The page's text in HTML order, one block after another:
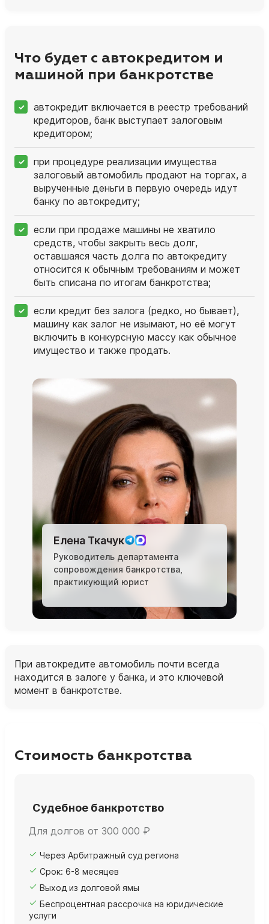
Что будет с автокредитом и
машиной при банкротстве
автокредит включается в реестр требований
кредиторов, банк выступает залоговым
кредитором;
при процедуре реализации имущества
залоговый автомобиль продают на торгах, а
вырученные деньги в первую очередь идут
банку по автокредиту;
если при продаже машины не хватило
средств, чтобы закрыть весь долг,
оставшаяся часть долга по автокредиту
относится к обычным требованиям и может
быть списана по итогам банкротства;
если кредит без залога (редко, но бывает),
машину как залог не изымают, но её могут
включить в конкурсную массу как обычное
имущество и также продать.
Елена Ткачук
Руководитель департамента
сопровождения банкротства,
практикующий юрист
При автокредите автомобиль почти всегда
находится в залоге у банка, и это ключевой
момент в банкротстве.
Стоимость банкротства
Судебное банкротство
Для долгов от 300 000 ₽
Через Арбитражный суд региона
Срок: 6-8 месяцев
Выход из долговой ямы
Беспроцентная рассрочка на юридические
услуги